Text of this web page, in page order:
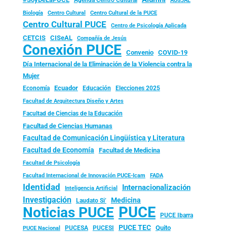
Biología
Centro Cultural Centro Cultural de la PUCE
Centro Cultural PUCE Centro de Psicología Aplicada
CETCIS CISeAL Compañía de Jesús
Conexión PUCE Convenio
COVID-19
Día Internacional de la Eliminación de la Violencia contra la
Mujer
Economía Ecuador Educación Elecciones 2025
Facultad de Arquitectura Diseño y Artes
Facultad de Ciencias de la Educación
Facultad de Ciencias Humanas
Facultad de Comunicación Lingüística y Literatura
Facultad de Economía Facultad de Medicina
Facultad de Psicología
Facultad Internacional de Innovación PUCE-Icam FADA
Identidad Inteligencia Artificial Internacionalización
Investigación Laudato Si’ Medicina
Noticias PUCE PUCE PUCE Ibarra
PUCE Nacional PUCESA PUCESI PUCE TEC
Quito